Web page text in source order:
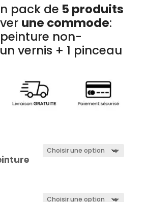
pack de 5 produits
une commode:
non-
vernis + 1 pinceau